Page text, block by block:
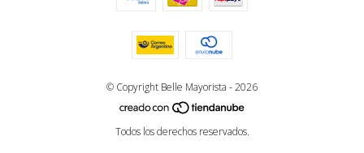
© Copyright Belle Mayorista - 2026
Todos los derechos reservados.